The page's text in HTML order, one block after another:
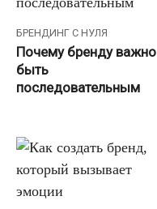
БРЕНДИНГ С НУЛЯ
Почему бренду важно
быть
последовательным